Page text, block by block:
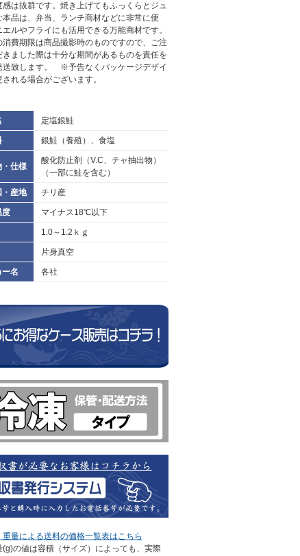
感は抜群です。焼き上げてもふっくらとジュ
本品は、弁当、ランチ商材などに非常に便
ルやフライにも活用できる万能商材です。
費期限は商品撮影時のものですので、ご注
きました際は十分な期間があるものを責任を
送致します。 ※予告なくパッケージデザイ
される場合がございます。
定塩銀鮭
銀鮭（養殖）、食塩
・仕様
酸化防止剤（V.C、チャ抽出物）
（一部に鮭を含む）
・産地 チリ産
度 マイナス18℃以下
1.0～1.2ｋｇ
片身真空
ー名 各社
重量による送料の価格一覧表はこちら
の値は容積（サイズ）によっても、実際